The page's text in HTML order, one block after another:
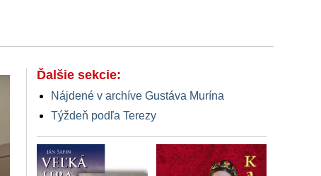
Ďalšie sekcie:
Nájdené v archíve Gustáva Murína
Týždeň podľa Terezy